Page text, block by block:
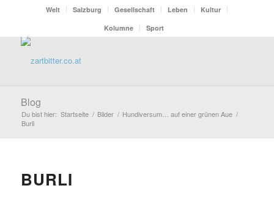
Welt Salzburg Gesellschaft Leben
Kultur
Kolumne
Sport
Blog
Du bist hier: Startseite / Bilder / Hundiversum… auf einer grünen Aue /
Burli
BURLI